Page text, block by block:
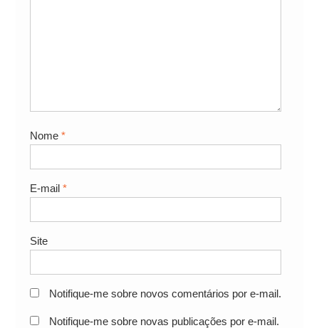
Nome *
E-mail *
Site
Notifique-me sobre novos comentários por e-mail.
Notifique-me sobre novas publicações por e-mail.